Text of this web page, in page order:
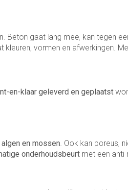
Beton gaat lang mee, kan tegen
kleuren, vormen en afwerkingen.
en-klaar geleverd en geplaatst
en mossen. Ook kan poreus,
onderhoudsbeurt met een